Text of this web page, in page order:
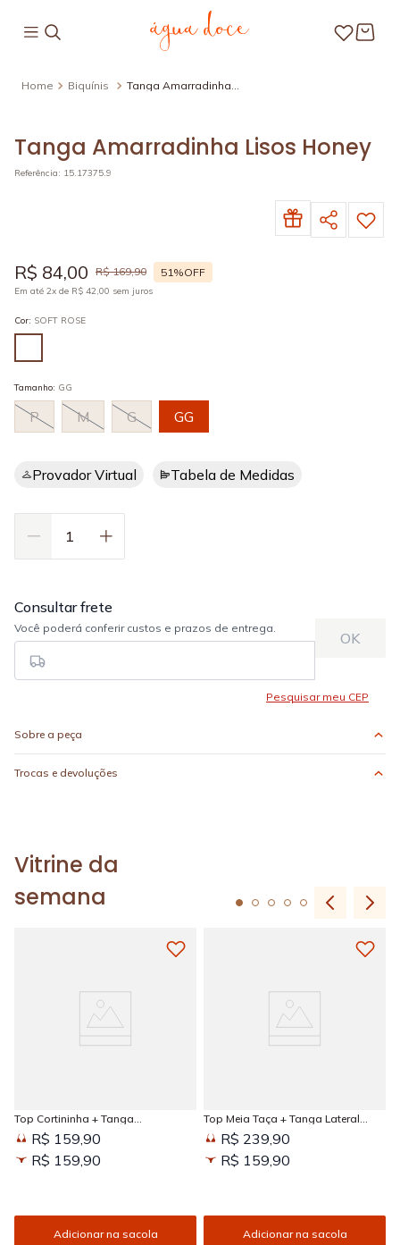
Biquínis
Tanga Amarradinha
Tanga Amarradinha Lisos Honey
Referência: 15.17375.9
R$ 84,00 R$ 169,90 51%OFF
Em até 2x de R$ 42,00 sem juros
Cor: SOFT ROSE
Tamanho: GG
P M G GG
Provador Virtual Tabela de Medidas
Sobre a peça
Trocas e devoluções
Vitrine da
semana
Top Cortininha + Tanga
Amarradinha Estampada Sun
KissedR$ 159,90
R$ 159,90
Adicionar na sacola
Top Meia Taça + Tanga Lateral
Larga Estampada Sun Kissed
R$ 239,90
R$ 159,90
Adicionar na sacola